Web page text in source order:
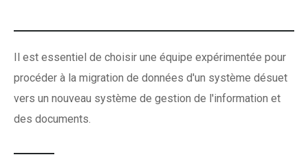
Il est essentiel de choisir une équipe expérimentée pour
procéder à la migration de données d'un système désuet
vers un nouveau système de gestion de l'information et
des documents.